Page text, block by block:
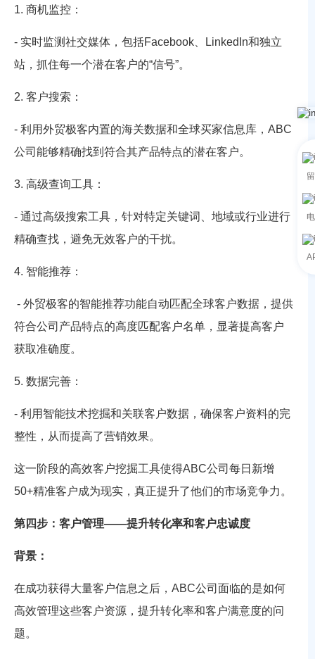
1. 商机监控：
- 实时监测社交媒体，包括Facebook、LinkedIn和独立
站，抓住每一个潜在客户的“信号”。
2. 客户搜索：
- 利用外贸极客内置的海关数据和全球买家信息库，ABC
公司能够精确找到符合其产品特点的潜在客户。
3. 高级查询工具：
- 通过高级搜索工具，针对特定关键词、地域或行业进行
精确查找，避免无效客户的干扰。
4. 智能推荐：
- 外贸极客的智能推荐功能自动匹配全球客户数据，提供
符合公司产品特点的高度匹配客户名单，显著提高客户
获取准确度。
5. 数据完善：
- 利用智能技术挖掘和关联客户数据，确保客户资料的完
整性，从而提高了营销效果。
这一阶段的高效客户挖掘工具使得ABC公司每日新增
50+精准客户成为现实，真正提升了他们的市场竞争力。
第四步：客户管理——提升转化率和客户忠诚度
背景：
在成功获得大量客户信息之后，ABC公司面临的是如何
高效管理这些客户资源，提升转化率和客户满意度的问
题。